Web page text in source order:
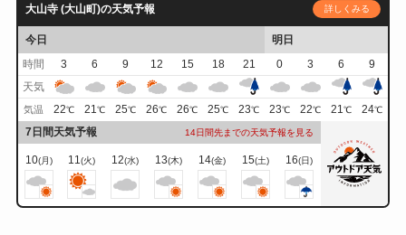
大山寺 (大山町)の天気予報 詳しくみる
今日
明日
時間
3 6 9 12 15 18 21 0 3 6
9
天気
気温 22℃ 21℃ 25℃ 26℃ 26℃ 25℃ 23℃ 23℃ 22℃ 21℃ 24℃
7日間天気予報 14日間先までの天気予報を見る
10(月) 11(火) 12(水) 13(木) 14(金) 15(土) 16(日)